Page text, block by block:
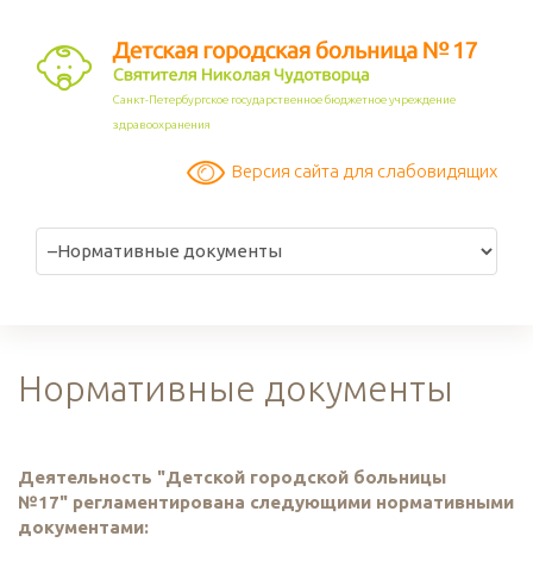
Санкт-Петербургское государственное бюджетное учреждение
здравоохранения
Версия сайта для слабовидящих
Нормативные документы
Деятельность "Детской городской больницы
№17" регламентирована следующими нормативными
документами: